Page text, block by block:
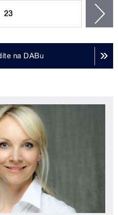
23
na DABu